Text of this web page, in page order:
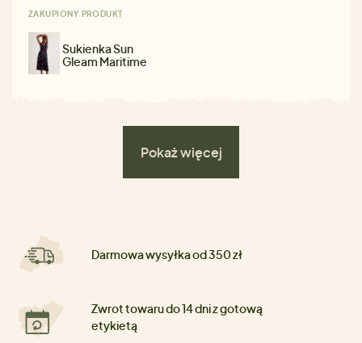
ZAKUPIONY PRODUKT
Sukienka Sun
Gleam Maritime
Pokaż więcej
Darmowa wysyłka od 350 zł
Zwrot towaru do 14 dni z gotową
etykietą